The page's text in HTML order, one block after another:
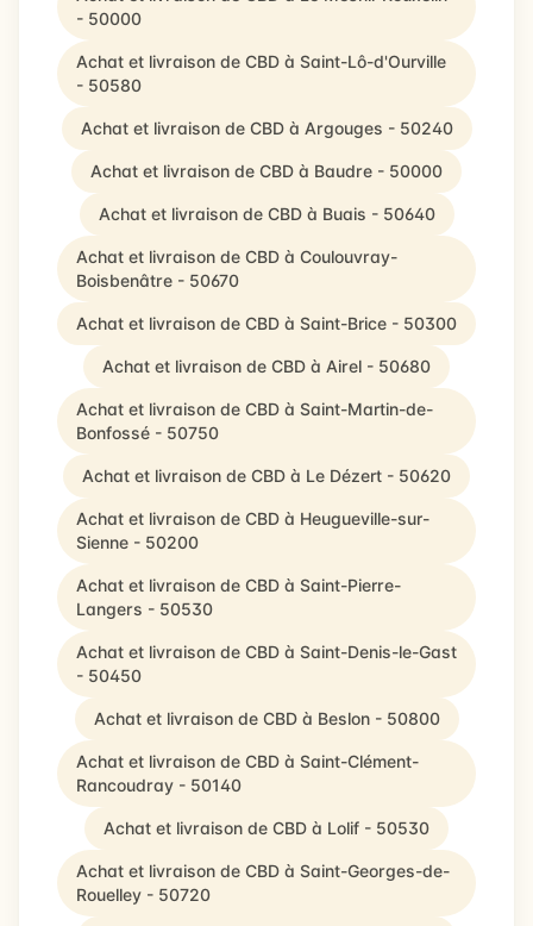
- 50000
Achat et livraison de CBD à Saint-Lô-d'Ourville
- 50580
Achat et livraison de CBD à Argouges - 50240
Achat et livraison de CBD à Baudre - 50000
Achat et livraison de CBD à Buais - 50640
Achat et livraison de CBD à Coulouvray-
Boisbenâtre - 50670
Achat et livraison de CBD à Saint-Brice - 50300
Achat et livraison de CBD à Airel - 50680
Achat et livraison de CBD à Saint-Martin-de-
Bonfossé - 50750
Achat et livraison de CBD à Le Dézert - 50620
Achat et livraison de CBD à Heugueville-sur-
Sienne - 50200
Achat et livraison de CBD à Saint-Pierre-
Langers - 50530
Achat et livraison de CBD à Saint-Denis-le-Gast
- 50450
Achat et livraison de CBD à Beslon - 50800
Achat et livraison de CBD à Saint-Clément-
Rancoudray - 50140
Achat et livraison de CBD à Lolif - 50530
Achat et livraison de CBD à Saint-Georges-de-
Rouelley - 50720